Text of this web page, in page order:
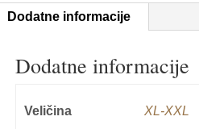
Dodatne informacije
Dodatne informacije
Veličina XL-XXL